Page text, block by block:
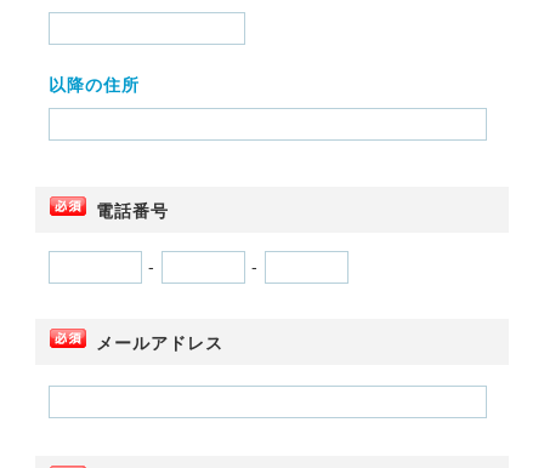
以降の住所
電話番号
- -
メールアドレス